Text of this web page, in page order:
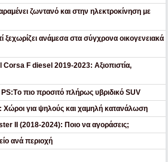
ζωντανό και στην ηλεκτροκίνηση με
ξεχωρίζει ανάμεσα στα σύγχρονα οικογενειακά
Corsa F diesel 2019-2023: Αξιοπιστία,
πιο προσιτό πλήρως υβριδικό SUV
για ψηλούς και χαμηλή κατανάλωση
II (2018-2024): Ποιο να αγοράσεις;
ανά περιοχή